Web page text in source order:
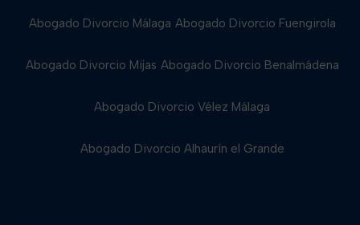
Abogado Divorcio Málaga Abogado Divorcio Fuengirola
Abogado Divorcio Mijas Abogado Divorcio Benalmádena
Abogado Divorcio Vélez Málaga
Abogado Divorcio Alhaurín el Grande